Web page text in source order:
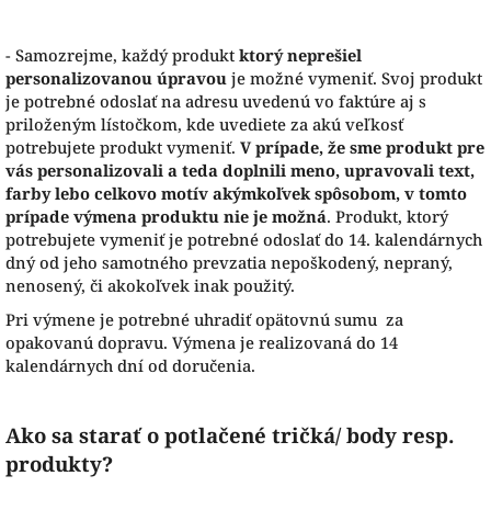
- Samozrejme, každý produkt ktorý neprešiel
personalizovanou úpravou je možné vymeniť. Svoj produkt
je potrebné odoslať na adresu uvedenú vo faktúre aj s
priloženým lístočkom, kde uvediete za akú veľkosť
potrebujete produkt vymeniť. V prípade, že sme produkt pre
vás personalizovali a teda doplnili meno, upravovali text,
farby lebo celkovo motív akýmkoľvek spôsobom, v tomto
prípade výmena produktu nie je možná. Produkt, ktorý
potrebujete vymeniť je potrebné odoslať do 14. kalendárnych
dný od jeho samotného prevzatia nepoškodený, nepraný,
nenosený, či akokoľvek inak použitý.
Pri výmene je potrebné uhradiť opätovnú sumu za
opakovanú dopravu. Výmena je realizovaná do 14
kalendárnych dní od doručenia.
Ako sa starať o potlačené tričká/ body resp.
produkty?